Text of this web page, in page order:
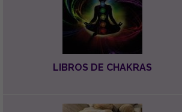
LIBROS DE CHAKRAS